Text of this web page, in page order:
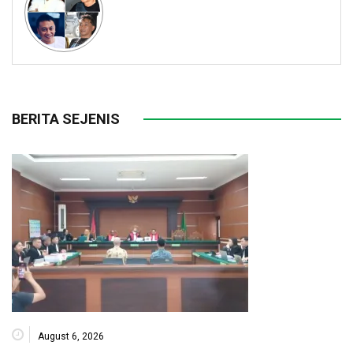
BERITA SEJENIS
August 6, 2026